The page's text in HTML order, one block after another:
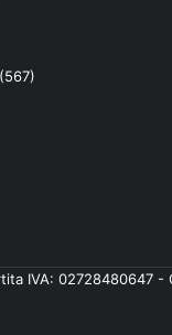
(567)
IVA: 02728480647 -